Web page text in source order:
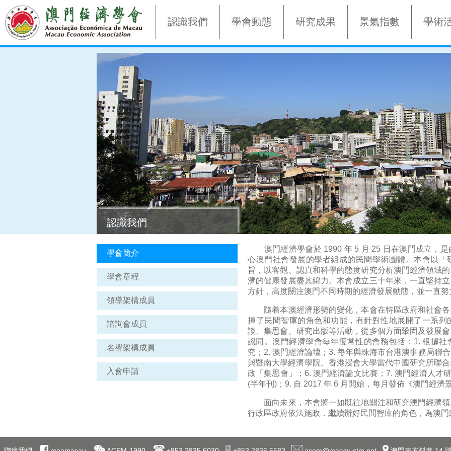
認識我們 學會動態 研究成果 景氣指數 學術
認識我們
學會簡介
學會章程
領導架構成員
諮詢會成員
名譽架構成員
入會申請
澳門經濟學會於 1990 年 5 月 25 日在澳門成立，是
心澳門社會發展的學者組成的民間學術團體。本會以
旨，以客觀、認真和科學的態度研究分析澳門經濟領域
濟的健康發展盡其綿力。本會成立三十年來，一直堅持
方針，高度關注澳門不同時期的經濟發展動態，並一直
隨着本澳經濟形勢的變化，本會在特區政府和社會各
揮了民間智庫的角色和功能，有針對性地展開了一系
談、集思會、研究出版等活動，從多個方面鞏固及發展
認同。澳門經濟學會每年恆常性的會務包括：1. 根據
究；2. 澳門經濟論壇；3. 每年與珠海市台港澳事務局聯
與暨南大學經濟學院、香港浸會大學當代中國研究所聯
政「集思會」；6. 澳門經濟論文比賽；7. 澳門經濟人才
(半年刊)；9. 自 2017 年 6 月開始，每月發佈《澳門經濟
面向未來，本會將一如既往地關注和研究澳門經濟領
行政區政府依法施政，繼續辦好民間智庫的角色，為澳